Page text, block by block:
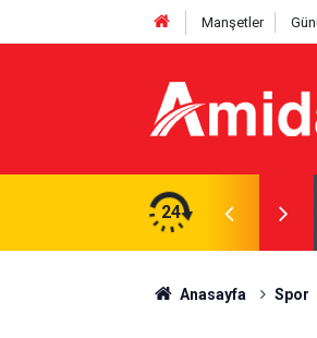
Manşetler
24
Anasayfa Spor